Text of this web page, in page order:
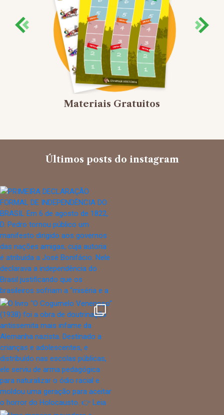
Materiais Gratuitos
Últimos posts do instagram